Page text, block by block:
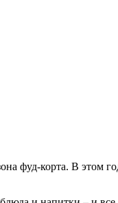
фуд-корта. В этом